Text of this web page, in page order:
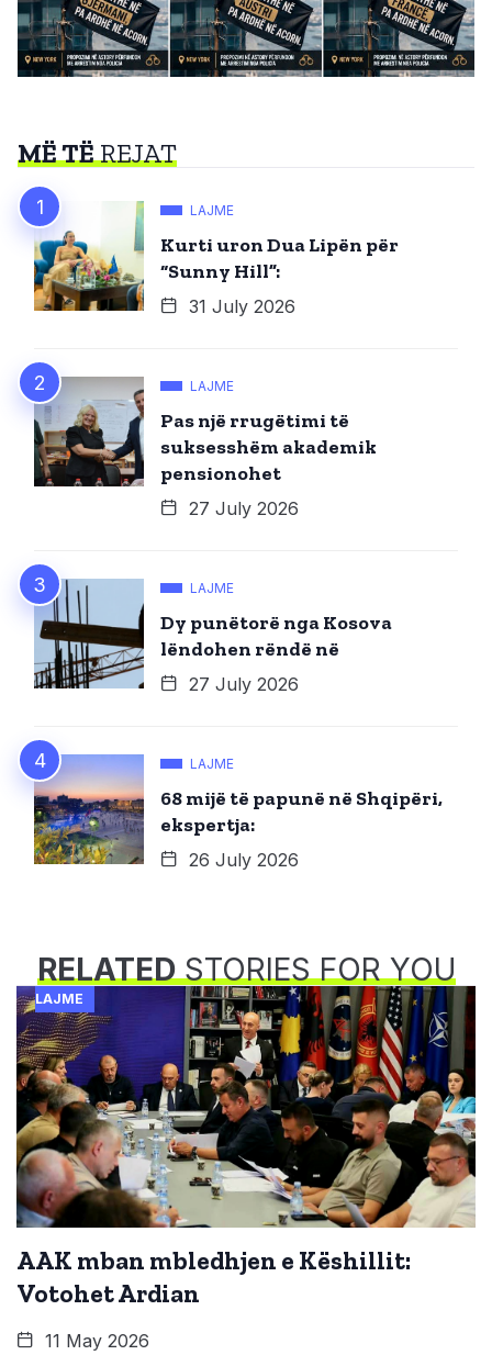
MË TËREJAT
LAJME
Kurti uron Dua Lipën për
“Sunny Hill”:
31 July 2026
LAJME
Pas një rrugëtimi të
suksesshëm akademik
pensionohet
27 July 2026
LAJME
Dy punëtorë nga Kosova
lëndohen rëndë në
27 July 2026
LAJME
68 mijë të papunë në Shqipëri,
ekspertja:
26 July 2026
RELATEDSTORIES FOR YOU
LAJME
AAK mban mbledhjen e Këshillit:
Votohet Ardian
11 May 2026